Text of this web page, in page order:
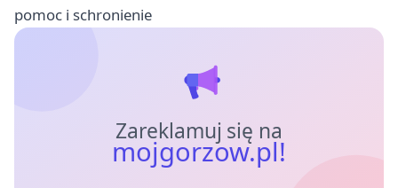
pomoc i schronienie
Zareklamuj się na
mojgorzow.pl!